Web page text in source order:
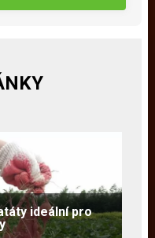
ideální pro